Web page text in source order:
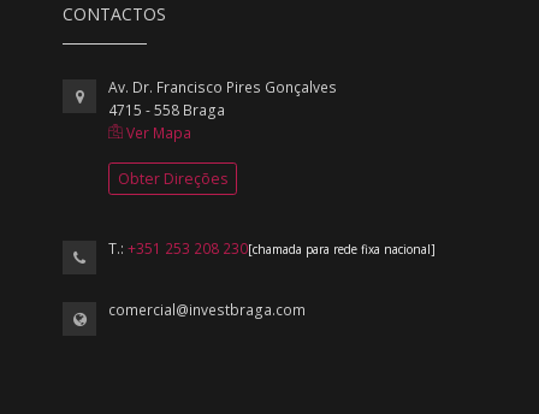
CONTACTOS
Av. Dr. Francisco Pires Gonçalves
4715 - 558 Braga
Ver Mapa
Obter Direções
T.:+351 253 208 230[chamada para rede fixa nacional]
comercial@investbraga.com